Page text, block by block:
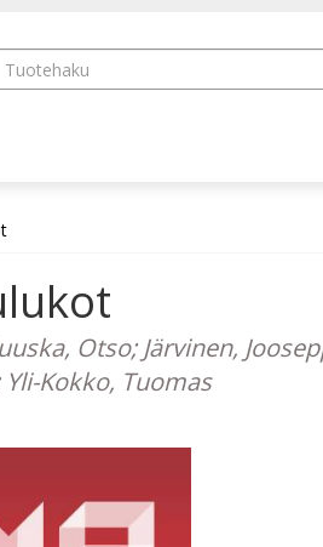
Otso; Järvinen,
Kokko, Tuomas